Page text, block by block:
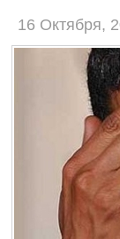
16 Октября,